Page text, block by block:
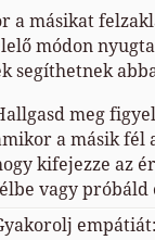
a másikat
módon
segíthetnek
meg
a másik fél
kifejezze az
vagy próbáld